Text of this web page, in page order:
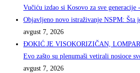
Vučiću izdao si Kosovo za sve generacije
Objavljeno novo istraživanje NSPM: Šta
avgust 7, 2026
ĐOKIĆ JE VISOKORIZIČAN,
Evo zašto su plenumaši vetirali nosioce
avgust 7, 2026